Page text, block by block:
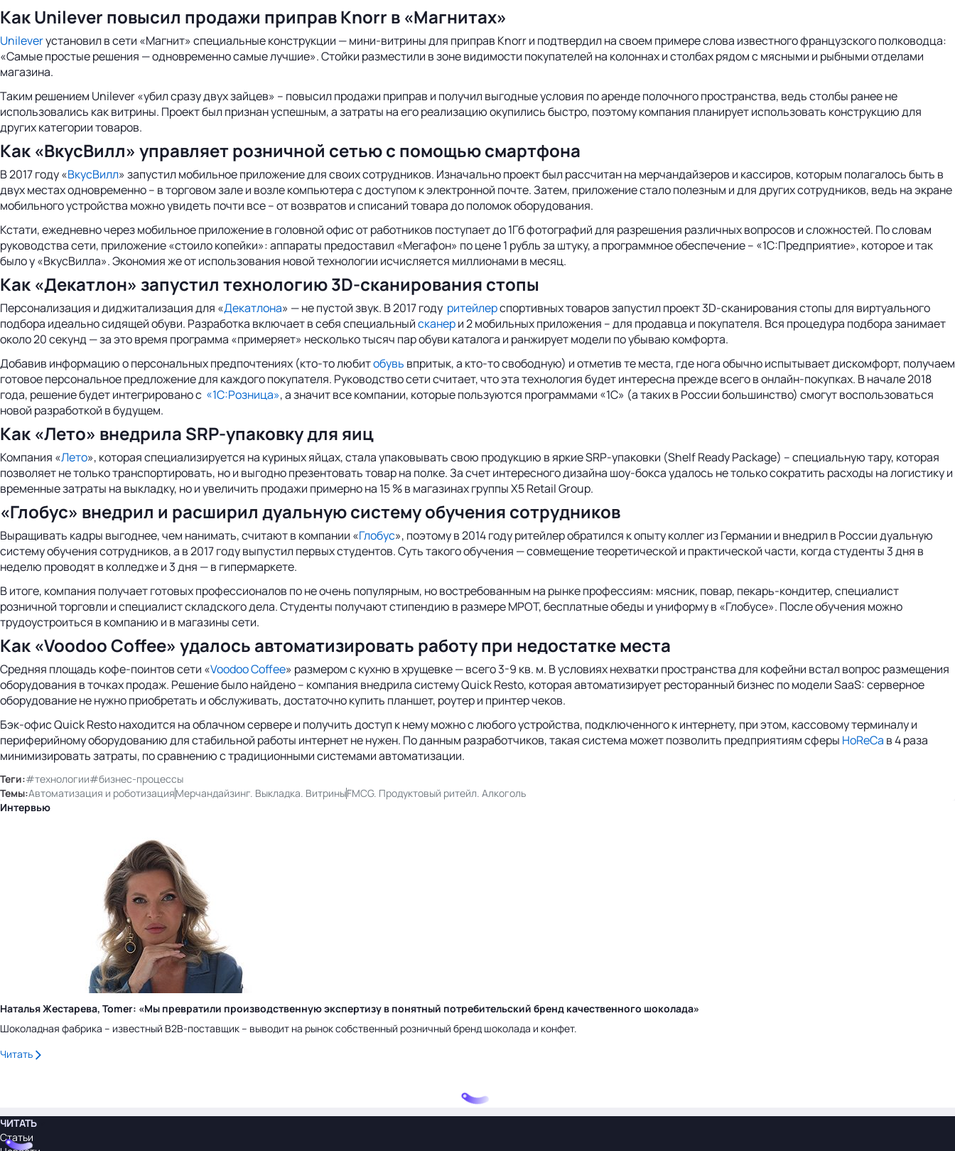
Как Unilever повысил продажи приправ Knorr в «Магнитах»
Unileverустановил в сети «Магнит» специальные конструкции — мини-витрины для приправ Knorr и подтвердил на своем примере слова известного французского полководца:
«Самые простые решения — одновременно самые лучшие». Стойки разместили в зоне видимости покупателей на колоннах и столбах рядом с мясными и рыбными отделами
магазина.
Таким решением Unilever «убил сразу двух зайцев» – повысил продажи приправ и получил выгодные условия по аренде полочного пространства, ведь столбы ранее не
использовались как витрины. Проект был признан успешным, а затраты на его реализацию окупились быстро, поэтому компания планирует использовать конструкцию для
других категории товаров.
Как «ВкусВилл» управляет розничной сетью с помощью смартфона
В 2017 году «ВкусВилл» запустил мобильное приложение для своих сотрудников. Изначально проект был рассчитан на мерчандайзеров и кассиров, которым полагалось быть в
двух местах одновременно – в торговом зале и возле компьютера с доступом к электронной почте. Затем, приложение стало полезным и для других сотрудников, ведь на экране
мобильного устройства можно увидеть почти все – от возвратов и списаний товара до поломок оборудования.
Кстати, ежедневно через мобильное приложение в головной офис от работников поступает до 1Гб фотографий для разрешения различных вопросов и сложностей. По словам
руководства сети, приложение «стоило копейки»: аппараты предоставил «Мегафон» по цене 1 рубль за штуку, а программное обеспечение – «1С:Предприятие», которое и так
было у «ВкусВилла». Экономия же от использования новой технологии исчисляется миллионами в месяц.
Как «Декатлон» запустил технологию 3D-сканирования стопы
Персонализация и диджитализация для «Декатлона» — не пустой звук. В 2017 году ритейлерспортивных товаров запустил проект 3D-сканирования стопы для виртуального
подбора идеально сидящей обуви. Разработка включает в себя специальныйсканери 2 мобильных приложения – для продавца и покупателя. Вся процедура подбора занимает
около 20 секунд — за это время программа «примеряет» несколько тысяч пар обуви каталога и ранжирует модели по убываю комфорта.
Добавив информацию о персональных предпочтениях (кто-то любитобувь впритык, а кто-то свободную) и отметив те места, где нога обычно испытывает дискомфорт, получаем
готовое персональное предложение для каждого покупателя. Руководство сети считает, что эта технология будет интересна прежде всего в онлайн-покупках. В начале 2018
года, решение будет интегрировано с «1С:Розница», а значит все компании, которые пользуются программами «1С» (а таких в России большинство) смогут воспользоваться
новой разработкой в будущем.
Как «Лето» внедрила SRP-упаковку для яиц
Компания «Лето», которая специализируется на куриных яйцах, стала упаковывать свою продукцию в яркие SRP-упаковки (Shelf Ready Package) – специальную тару, которая
позволяет не только транспортировать, но и выгодно презентовать товар на полке. За счет интересного дизайна шоу-бокса удалось не только сократить расходы на логистику и
временные затраты на выкладку, но и увеличить продажи примерно на 15 % в магазинах группы Х5 Retail Group.
«Глобус» внедрил и расширил дуальную систему обучения сотрудников
Выращивать кадры выгоднее, чем нанимать, считают в компании «Глобус», поэтому в 2014 году ритейлер обратился к опыту коллег из Германии и внедрил в России дуальную
систему обучения сотрудников, а в 2017 году выпустил первых студентов. Суть такого обучения — совмещение теоретической и практической части, когда студенты 3 дня в
неделю проводят в колледже и 3 дня — в гипермаркете.
В итоге, компания получает готовых профессионалов по не очень популярным, но востребованным на рынке профессиям: мясник, повар, пекарь-кондитер, специалист
розничной торговли и специалист складского дела. Студенты получают стипендию в размере МРОТ, бесплатные обеды и униформу в «Глобусе». После обучения можно
трудоустроиться в компанию и в магазины сети.
Как «Voodoo Coffee» удалось автоматизировать работу при недостатке места
Средняя площадь кофе-поинтов сети «Voodoo Coffee» размером с кухню в хрущевке — всего 3-9 кв. м. В условиях нехватки пространства для кофейни встал вопрос размещения
оборудования в точках продаж. Решение было найдено – компания внедрила систему Quick Resto, которая автоматизирует ресторанный бизнес по модели SaaS: серверное
оборудование не нужно приобретать и обслуживать, достаточно купить планшет, роутер и принтер чеков.
Бэк-офис Quick Resto находится на облачном сервере и получить доступ к нему можно с любого устройства, подключенного к интернету, при этом, кассовому терминалу и
периферийному оборудованию для стабильной работы интернет не нужен. По данным разработчиков, такая система может позволить предприятиям сферы HoReCa в 4 раза
минимизировать затраты, по сравнению с традиционными системами автоматизации.
Теги:#технологии#бизнес-процессы
Темы:Автоматизация и роботизацияМерчандайзинг. Выкладка. ВитриныFMCG. Продуктовый ритейл. Алкоголь
Интервью
Наталья Жестарева, Tomer: «Мы превратили производственную экспертизу в понятный потребительский бренд качественного шоколада»
Шоколадная фабрика – известный B2B-поставщик – выводит на рынок собственный розничный бренд шоколада и конфет.
Читать
ЧИТАТЬ
Статьи